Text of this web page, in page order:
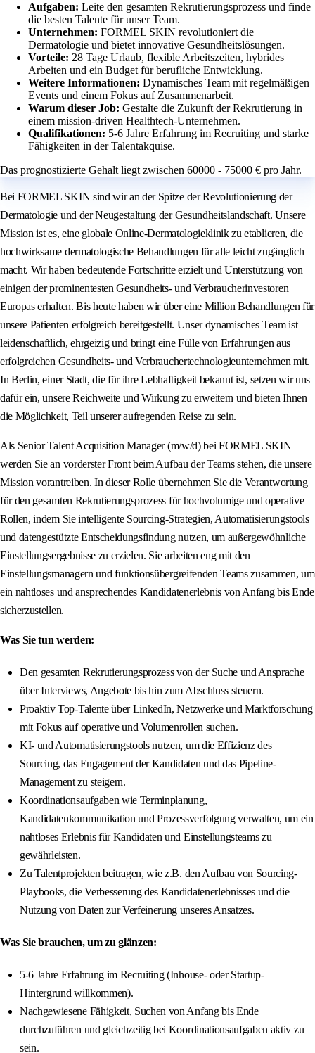
Aufgaben: Leite den gesamten Rekrutierungsprozess und finde
die besten Talente für unser Team.
Unternehmen: FORMEL SKIN revolutioniert die
Dermatologie und bietet innovative Gesundheitslösungen.
Vorteile: 28 Tage Urlaub, flexible Arbeitszeiten, hybrides
Arbeiten und ein Budget für berufliche Entwicklung.
Weitere Informationen: Dynamisches Team mit regelmäßigen
Events und einem Fokus auf Zusammenarbeit.
Warum dieser Job: Gestalte die Zukunft der Rekrutierung in
einem mission-driven Healthtech-Unternehmen.
Qualifikationen: 5-6 Jahre Erfahrung im Recruiting und starke
Fähigkeiten in der Talentakquise.
Das prognostizierte Gehalt liegt zwischen 60000 - 75000 € pro Jahr.
Bei FORMEL SKIN sind wir an der Spitze der Revolutionierung der
Dermatologie und der Neugestaltung der Gesundheitslandschaft. Unsere
Mission ist es, eine globale Online-Dermatologieklinik zu etablieren, die
hochwirksame dermatologische Behandlungen für alle leicht zugänglich
macht. Wir haben bedeutende Fortschritte erzielt und Unterstützung von
einigen der prominentesten Gesundheits- und Verbraucherinvestoren
Europas erhalten. Bis heute haben wir über eine Million Behandlungen für
unsere Patienten erfolgreich bereitgestellt. Unser dynamisches Team ist
leidenschaftlich, ehrgeizig und bringt eine Fülle von Erfahrungen aus
erfolgreichen Gesundheits- und Verbrauchertechnologieunternehmen mit.
In Berlin, einer Stadt, die für ihre Lebhaftigkeit bekannt ist, setzen wir uns
dafür ein, unsere Reichweite und Wirkung zu erweitern und bieten Ihnen
die Möglichkeit, Teil unserer aufregenden Reise zu sein.
Als Senior Talent Acquisition Manager (m/w/d) bei FORMEL SKIN
werden Sie an vorderster Front beim Aufbau der Teams stehen, die unsere
Mission vorantreiben. In dieser Rolle übernehmen Sie die Verantwortung
für den gesamten Rekrutierungsprozess für hochvolumige und operative
Rollen, indem Sie intelligente Sourcing-Strategien, Automatisierungstools
und datengestützte Entscheidungsfindung nutzen, um außergewöhnliche
Einstellungsergebnisse zu erzielen. Sie arbeiten eng mit den
Einstellungsmanagern und funktionsübergreifenden Teams zusammen, um
ein nahtloses und ansprechendes Kandidatenerlebnis von Anfang bis Ende
sicherzustellen.
Was Sie tun werden:
Den gesamten Rekrutierungsprozess von der Suche und Ansprache
über Interviews, Angebote bis hin zum Abschluss steuern.
Proaktiv Top-Talente über LinkedIn, Netzwerke und Marktforschung
mit Fokus auf operative und Volumenrollen suchen.
KI- und Automatisierungstools nutzen, um die Effizienz des
Sourcing, das Engagement der Kandidaten und das Pipeline-
Management zu steigern.
Koordinationsaufgaben wie Terminplanung,
Kandidatenkommunikation und Prozessverfolgung verwalten, um ein
nahtloses Erlebnis für Kandidaten und Einstellungsteams zu
gewährleisten.
Zu Talentprojekten beitragen, wie z.B. den Aufbau von Sourcing-
Playbooks, die Verbesserung des Kandidatenerlebnisses und die
Nutzung von Daten zur Verfeinerung unseres Ansatzes.
Was Sie brauchen, um zu glänzen:
5-6 Jahre Erfahrung im Recruiting (Inhouse- oder Startup-
Hintergrund willkommen).
Nachgewiesene Fähigkeit, Suchen von Anfang bis Ende
durchzuführen und gleichzeitig bei Koordinationsaufgaben aktiv zu
sein.